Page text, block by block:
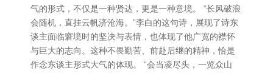
气的形式，不仅是一种贤达，更是一种意境。 “长风破浪
会随机，直挂云帆济沧海。”李白的这句诗，展现了诗东
谈主面临窘境时的坚决与表情，也体现了他广宽的襟怀
与巨大的志向。这种不畏勤苦、前赴后继的精神，恰是
作念东谈主形式大气的体现。 “会当凌尽头，一览众山